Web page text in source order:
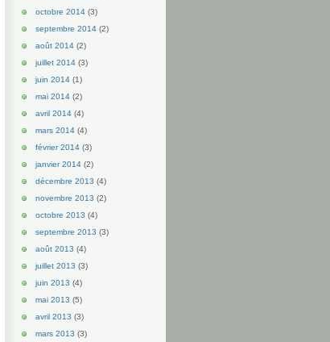
octobre 2014 (3)
septembre 2014 (2)
août 2014 (2)
juillet 2014 (3)
juin 2014 (1)
mai 2014 (2)
avril 2014 (4)
mars 2014 (4)
février 2014 (3)
janvier 2014 (2)
décembre 2013 (4)
novembre 2013 (2)
octobre 2013 (4)
septembre 2013 (3)
août 2013 (4)
juillet 2013 (3)
juin 2013 (4)
mai 2013 (5)
avril 2013 (3)
mars 2013 (3)